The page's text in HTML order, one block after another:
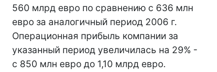
560 млрд евро по сравнению с 636 млн
евро за аналогичный период 2006 г.
Операционная прибыль компании за
указанный период увеличилась на 29% -
с 850 млн евро до 1,10 млрд евро.